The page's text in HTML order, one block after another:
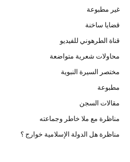
غير مطبوعة
قضايا ساخنة
قناة الطرهوني للفيديو
محاولات شعرية متواضعة
مختصر السيرة النبوية
مطبوعة
مقالات السجن
مناظرة مع ملا خاطر وجماعته
مناظرة هل الدولة الإسلامية خوارج ؟